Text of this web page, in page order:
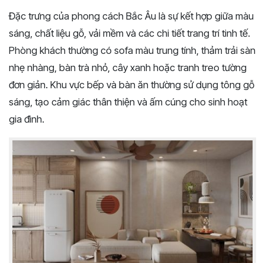
Đặc trưng của phong cách Bắc Âu là sự kết hợp giữa màu
sáng, chất liệu gỗ, vải mềm và các chi tiết trang trí tinh tế.
Phòng khách thường có sofa màu trung tính, thảm trải sàn
nhẹ nhàng, bàn trà nhỏ, cây xanh hoặc tranh treo tường
đơn giản. Khu vực bếp và bàn ăn thường sử dụng tông gỗ
sáng, tạo cảm giác thân thiện và ấm cúng cho sinh hoạt
gia đình.